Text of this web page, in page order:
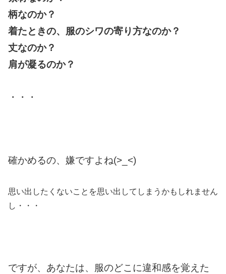
柄なのか？
着たときの、服のシワの寄り方なのか？
丈なのか？
肩が凝るのか？
・・・
確かめるの、嫌ですよね(>_<)
思い出したくないことを思い出してしまうかもしれません
し・・・
ですが、あなたは、服のどこに違和感を覚えた